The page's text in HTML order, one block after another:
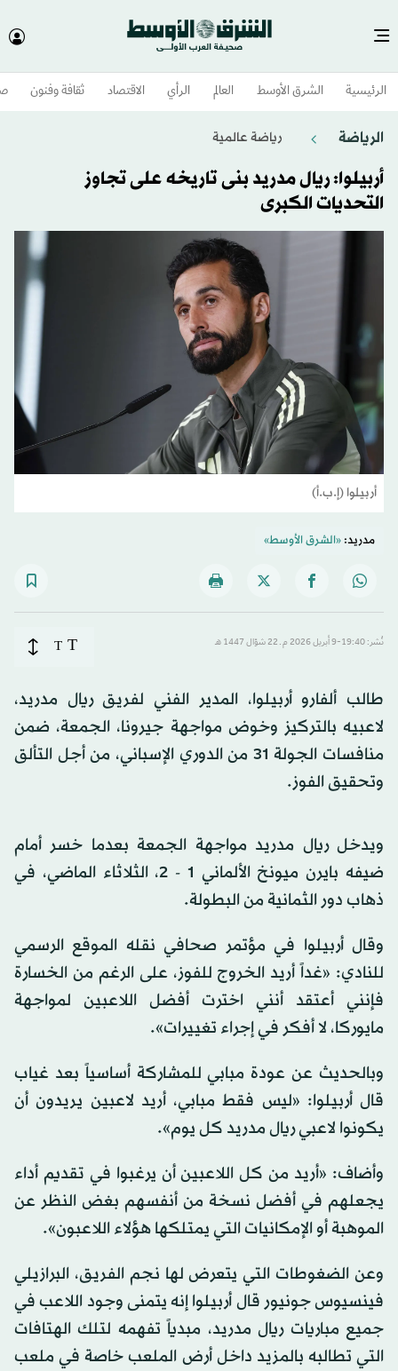
الرئيسية الشرق الأوسط​ العالم الرأي الاقتصاد ثقافة وفنون
الرياضة رياضة عالمية
أربيلوا: ريال مدريد بنى تاريخه على تجاوز
التحديات الكبرى
أربيلوا (إ.ب.أ)
مدريد:«الشرق الأوسط»
نُشر: 19:40-9 أبريل 2026 م ـ 22 شوّال 1447 هـ T
T
طالب ألفارو أربيلوا، المدير الفني لفريق ريال مدريد،
لاعبيه بالتركيز وخوض مواجهة جيرونا، الجمعة، ضمن
منافسات الجولة 31 من الدوري الإسباني، من أجل التألق
وتحقيق الفوز.
ويدخل ريال مدريد مواجهة الجمعة بعدما خسر أمام
ضيفه بايرن ميونخ الألماني 1 - 2، الثلاثاء الماضي، في
ذهاب دور الثمانية من البطولة.
وقال أربيلوا في مؤتمر صحافي نقله الموقع الرسمي
للنادي: «غداً أريد الخروج للفوز، على الرغم من الخسارة
فإنني أعتقد أنني اخترت أفضل اللاعبين لمواجهة
مايوركا، لا أفكر في إجراء تغييرات».
وبالحديث عن عودة مبابي للمشاركة أساسياً بعد غياب
قال أربيلوا: «ليس فقط مبابي، أريد لاعبين يريدون أن
يكونوا لاعبي ريال مدريد كل يوم».
وأضاف: «أريد من كل اللاعبين أن يرغبوا في تقديم أداء
يجعلهم في أفضل نسخة من أنفسهم بغض النظر عن
الموهبة أو الإمكانيات التي يمتلكها هؤلاء اللاعبون».
وعن الضغوطات التي يتعرض لها نجم الفريق، البرازيلي
فينسيوس جونيور قال أربيلوا إنه يتمنى وجود اللاعب في
جميع مباريات ريال مدريد، مبدياً تفهمه لتلك الهتافات
التي تطالبه بالمزيد داخل أرض الملعب خاصة في ملعب